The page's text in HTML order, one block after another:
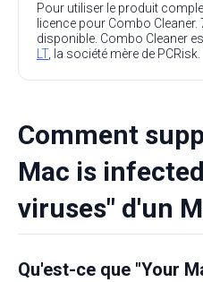
Pour utiliser le produit
licence pour Combo
disponible. Combo Cleaner
LT, la société mère de PCRisk.
Comment
Mac is
viruses" d'un
Qu'est-ce que "Your